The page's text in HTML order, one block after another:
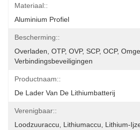
Materiaal::
Aluminium Profiel
Bescherming::
Overladen, OTP, OVP, SCP, OCP,
Verbindingsbeveiligingen
Productnaam::
De Lader Van De Lithiumbatterij
Verenigbaar::
Loodzuuraccu, Lithiumaccu, Lithium-